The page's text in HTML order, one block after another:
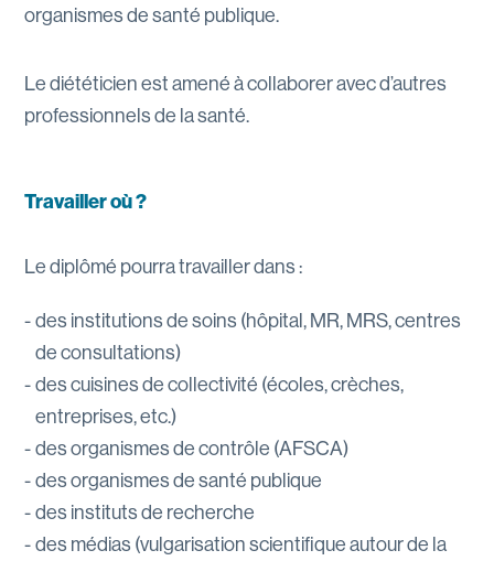
organismes de santé publique.
Le diététicien est amené à collaborer avec d’autres
professionnels de la santé.
Travailler où ?
Le diplômé pourra travailler dans :
des institutions de soins (hôpital, MR, MRS, centres
de consultations)
des cuisines de collectivité (écoles, crèches,
entreprises, etc.)
des organismes de contrôle (AFSCA)
des organismes de santé publique
des instituts de recherche
des médias (vulgarisation scientifique autour de la